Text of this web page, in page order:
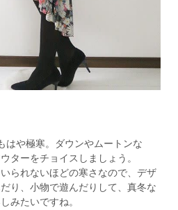
はや極寒。ダウンやムートンな
ターをチョイスしましょう。
られないほどの寒さなので、デザ
り、小物で遊んだりして、真冬な
みたいですね。